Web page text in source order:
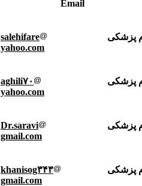
پزشکی
salehifare
yahoo.com
پزشکی
aghili۷۰
yahoo.com
پزشکی
Dr.saravi
gmail.com
پزشکی
khanisog۳۴۳
gmail.com